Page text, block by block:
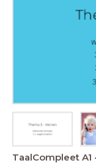
TaalCompleet